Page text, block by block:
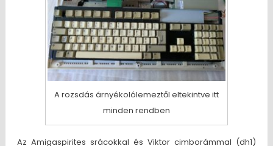
A rozsdás árnyékolólemeztől eltekintve itt
minden rendben
Az Amigaspirites srácokkal és Viktor cimborámmal (dh1)